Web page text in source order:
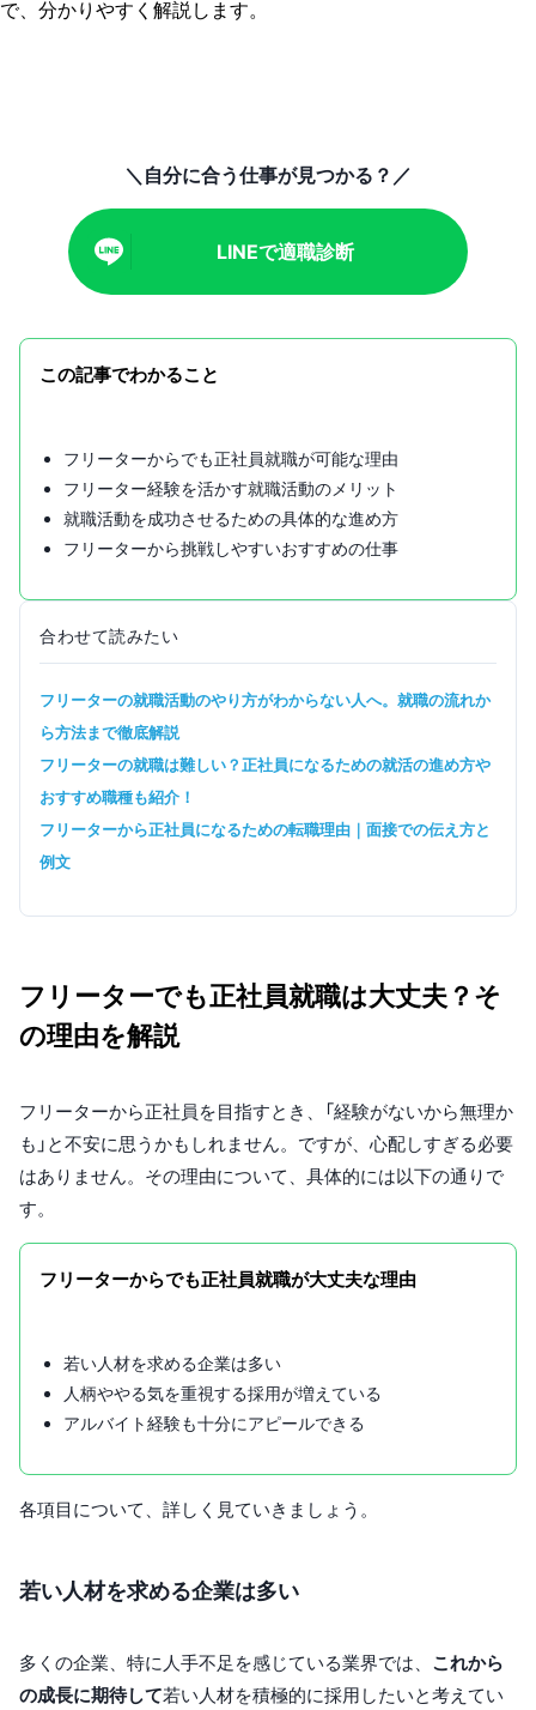
で、分かりやすく解説します。
＼自分に合う仕事が見つかる？／
LINEで適職診断
この記事でわかること
フリーターからでも正社員就職が可能な理由
フリーター経験を活かす就職活動のメリット
就職活動を成功させるための具体的な進め方
フリーターから挑戦しやすいおすすめの仕事
合わせて読みたい
フリーターの就職活動のやり方がわからない人へ。就職の流れか
ら方法まで徹底解説
フリーターの就職は難しい？正社員になるための就活の進め方や
おすすめ職種も紹介！
フリーターから正社員になるための転職理由｜面接での伝え方と
例文
フリーターでも正社員就職は大丈夫？そ
の理由を解説
フリーターから正社員を目指すとき、「経験がないから無理か
も」と不安に思うかもしれません。ですが、心配しすぎる必要
はありません。その理由について、具体的には以下の通りで
す。
フリーターからでも正社員就職が大丈夫な理由
若い人材を求める企業は多い
人柄ややる気を重視する採用が増えている
アルバイト経験も十分にアピールできる
各項目について、詳しく見ていきましょう。
若い人材を求める企業は多い
多くの企業、特に人手不足を感じている業界では、 これから
の成長に期待して若い人材を積極的に採用したいと考えてい